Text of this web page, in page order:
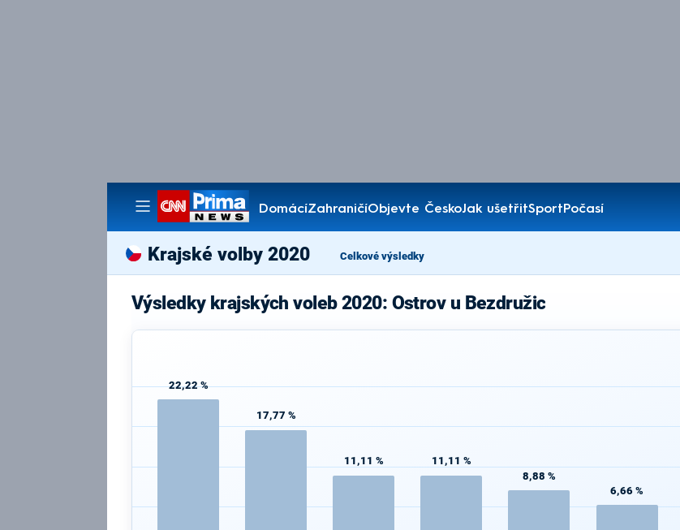
DomácíZahraničíObjevte ČeskoJak ušetřitSportPočasí
Pořady
Krajské volby 2020 Celkové výsledky
Výsledky krajských voleb 2020: Ostrov u Bezdružic
22,22 %
17,77 %
11,11 % 11,11 %
8,88 %
6,66 %